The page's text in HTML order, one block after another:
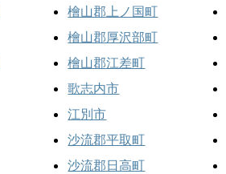
檜山郡上ノ国町
檜山郡厚沢部町
檜山郡江差町
歌志内市
江別市
沙流郡平取町
沙流郡日高町